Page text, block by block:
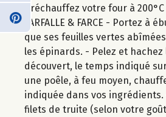
Préchauffez votre four à
FARFALLE & FARCE - Portez
que ses feuilles vertes
les épinards. - Pelez et
découvert, le temps indiqué
une poêle, à feu moyen,
indiquée dans vos
filets de truite (selon votre